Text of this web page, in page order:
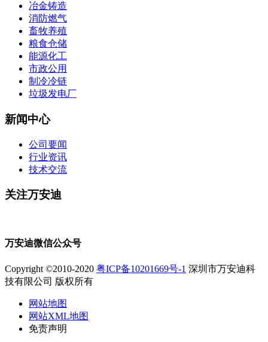
冶金铸造
消防燃气
畜牧养殖
粮食仓储
能源化工
市政公用
制冷冷链
垃圾发电厂
新闻中心
公司要闻
行业资讯
技术交流
关注万安迪
万安迪微信公众号
Copyright ©2010-2020 粤ICP备10201669号-1 深圳市万安迪科
技有限公司 版权所有
网站地图
网站XML地图
免责声明